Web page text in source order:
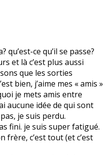
ce qu’il se passe?
et là c’est plus aussi
que les sorties
bien, j’aime mes « amis »
je mets amis entre
aucune idée de qui sont
je suis perdu.
fini. je suis super fatigué.
frère, c’est tout (et c’est